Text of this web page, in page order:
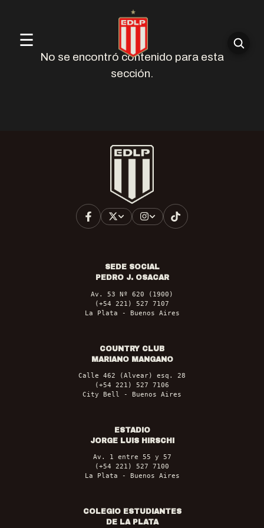
☰
No se encontró contenido para esta
sección.
SEDE SOCIAL
PEDRO J. OSACAR
Av. 53 Nº 620 (1900)
(+54 221) 527 7107
La Plata - Buenos Aires
COUNTRY CLUB
MARIANO MANGANO
Calle 462 (Alvear) esq. 28
(+54 221) 527 7106
City Bell - Buenos Aires
ESTADIO
JORGE LUIS HIRSCHI
Av. 1 entre 55 y 57
(+54 221) 527 7100
La Plata - Buenos Aires
COLEGIO ESTUDIANTES
DE LA PLATA